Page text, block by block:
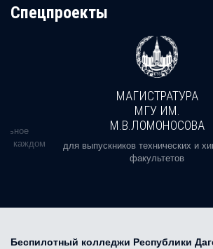
Cпецпроекты
в каждом
МАГИСТРАТУРА
МГУ ИМ.
М.В.ЛОМОНОСОВА
для выпускников технических и
факультетов
Беспилотный колледжи Республики